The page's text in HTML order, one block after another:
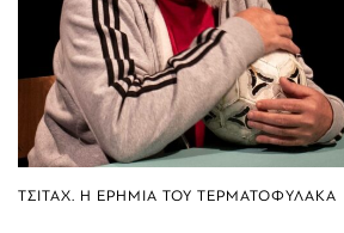
ΤΣΙΤΑΧ. Η ΕΡΗΜΙΑ ΤΟΥ ΤΕΡΜΑΤΟΦΥΛΑΚΑ